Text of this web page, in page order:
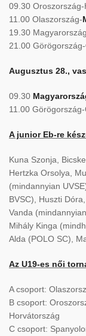
09.30 Oroszország-
11.00 Olaszország-
19.30
21.00
Augusztus 28.,
09.30
11.00
A junior Eb-re
Kuna Szonja,
Hertzka Orsolya,
(mindannyian
BVSC), Huszti
Vanda
Mihály Kinga
Alda (POLO SC),
Az U19-es női
A csoport:
B csoport:
Horvátország
C csoport: